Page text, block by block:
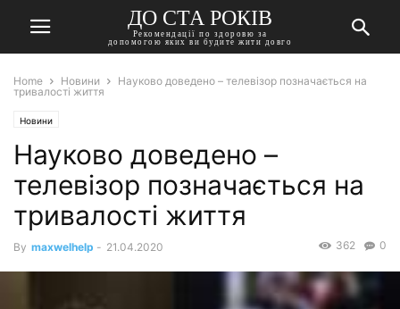
ДО СТА РОКІВ
Рекомендації по здоровю за
допомогою яких ви будите жити довго
Home Новини
Науково доведено – телевізор позначається на
тривалості життя
Новини
Науково доведено –
телевізор позначається на
тривалості життя
By maxwelhelp - 21.04.2020 0
362